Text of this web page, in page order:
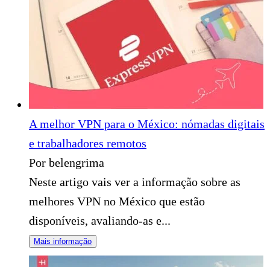
A melhor VPN para o México: nómadas digitais
e trabalhadores remotos
Por belengrima
Neste artigo vais ver a informação sobre as
melhores VPN no México que estão
disponíveis, avaliando-as e...
Mais informação